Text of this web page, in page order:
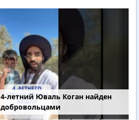
4-летний Юваль Коган найден
добровольцами